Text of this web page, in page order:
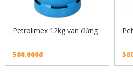
Petrolimex 12kg van đứng
580.000đ